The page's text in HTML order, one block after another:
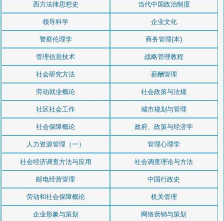
西方法律思想史 当代中国政治制度
领导科学 企业文化
警察伦理学 商务管理(本)
管理信息技术 战略管理教程
社会研究方法 薪酬管理
劳动就业概论 社会政策与法规
社区社会工作 城市规划与管理
社会保障概论 政府、政策与经济学
人力资源管理（一） 管理心理学
社会经济调查方法与应用 社会调查理论与方法
邮电经营管理 中国行政史
劳动和社会保障概论 机关管理
企业形象与策划 网络营销与策划